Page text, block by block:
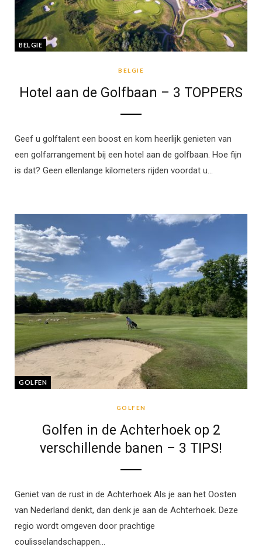
BELGIE
BELGIE
Hotel aan de Golfbaan – 3 TOPPERS
Geef u golftalent een boost en kom heerlijk genieten van
een golfarrangement bij een hotel aan de golfbaan. Hoe fijn
is dat? Geen ellenlange kilometers rijden voordat u…
GOLFEN
GOLFEN
Golfen in de Achterhoek op 2
verschillende banen – 3 TIPS!
Geniet van de rust in de Achterhoek Als je aan het Oosten
van Nederland denkt, dan denk je aan de Achterhoek. Deze
regio wordt omgeven door prachtige
coulisselandschappen…